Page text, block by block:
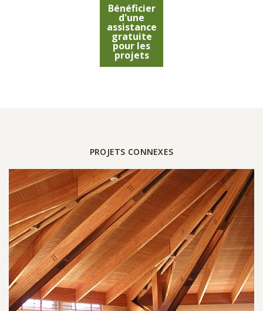
Bénéficier
d'une
assistance
gratuite
pour les
projets
PROJETS CONNEXES